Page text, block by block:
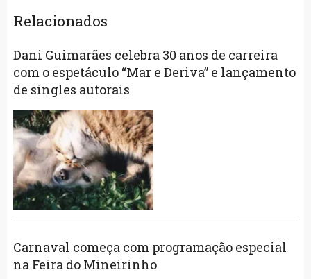
Relacionados
Dani Guimarães celebra 30 anos de carreira
com o espetáculo “Mar e Deriva” e lançamento
de singles autorais
Carnaval começa com programação especial
na Feira do Mineirinho